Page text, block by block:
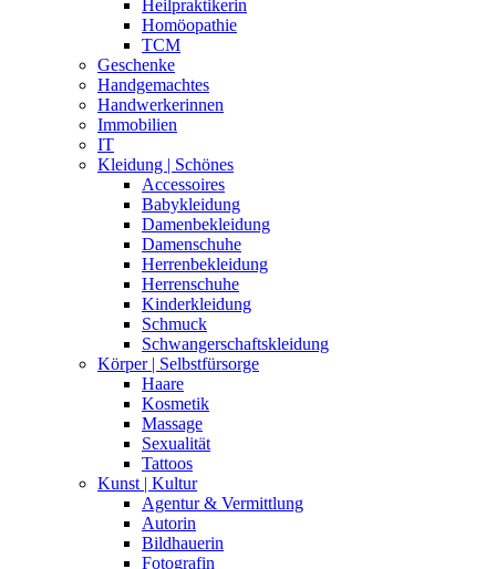
Heilpraktikerin
Homöopathie
TCM
Geschenke
Handgemachtes
Handwerkerinnen
Immobilien
IT
Kleidung | Schönes
Accessoires
Babykleidung
Damenbekleidung
Damenschuhe
Herrenbekleidung
Herrenschuhe
Kinderkleidung
Schmuck
Schwangerschaftskleidung
Körper | Selbstfürsorge
Haare
Kosmetik
Massage
Sexualität
Tattoos
Kunst | Kultur
Agentur & Vermittlung
Autorin
Bildhauerin
Fotografin